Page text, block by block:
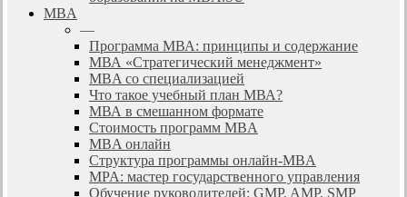
MBA
—
Программа МВА: принципы и содержание
МВА «Cтратегический менеджмент»
MBA со специализацией
Что такое учебный план МВА?
МВА в смешанном формате
Стоимость программ MBA
MBA онлайн
Cтруктура программы онлайн-MBA
MPA: мастер государственного управления
Обучение руководителей: GMP, AMP, SMP